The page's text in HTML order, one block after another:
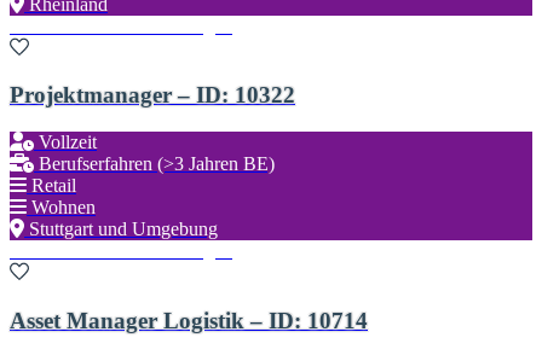
Projektmanager – ID: 10322
Vollzeit
Berufserfahren (>3 Jahren BE)
Retail
Wohnen
Stuttgart und Umgebung
Asset Manager Logistik – ID: 10714